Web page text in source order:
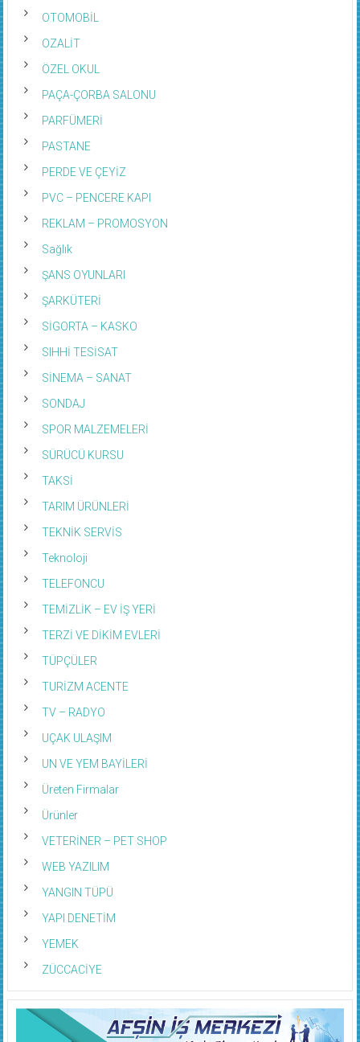
OTOMOBİL
OZALİT
ÖZEL OKUL
PAÇA-ÇORBA SALONU
PARFÜMERİ
PASTANE
PERDE VE ÇEYİZ
PVC – PENCERE KAPI
REKLAM – PROMOSYON
Sağlık
ŞANS OYUNLARI
ŞARKÜTERİ
SİGORTA – KASKO
SIHHİ TESİSAT
SİNEMA – SANAT
SONDAJ
SPOR MALZEMELERİ
SÜRÜCÜ KURSU
TAKSİ
TARIM ÜRÜNLERİ
TEKNİK SERVİS
Teknoloji
TELEFONCU
TEMİZLİK – EV İŞ YERİ
TERZİ VE DİKİM EVLERİ
TÜPÇÜLER
TURİZM ACENTE
TV – RADYO
UÇAK ULAŞIM
UN VE YEM BAYİLERİ
Üreten Firmalar
Ürünler
VETERİNER – PET SHOP
WEB YAZILIM
YANGIN TÜPÜ
YAPI DENETİM
YEMEK
ZÜCCACİYE